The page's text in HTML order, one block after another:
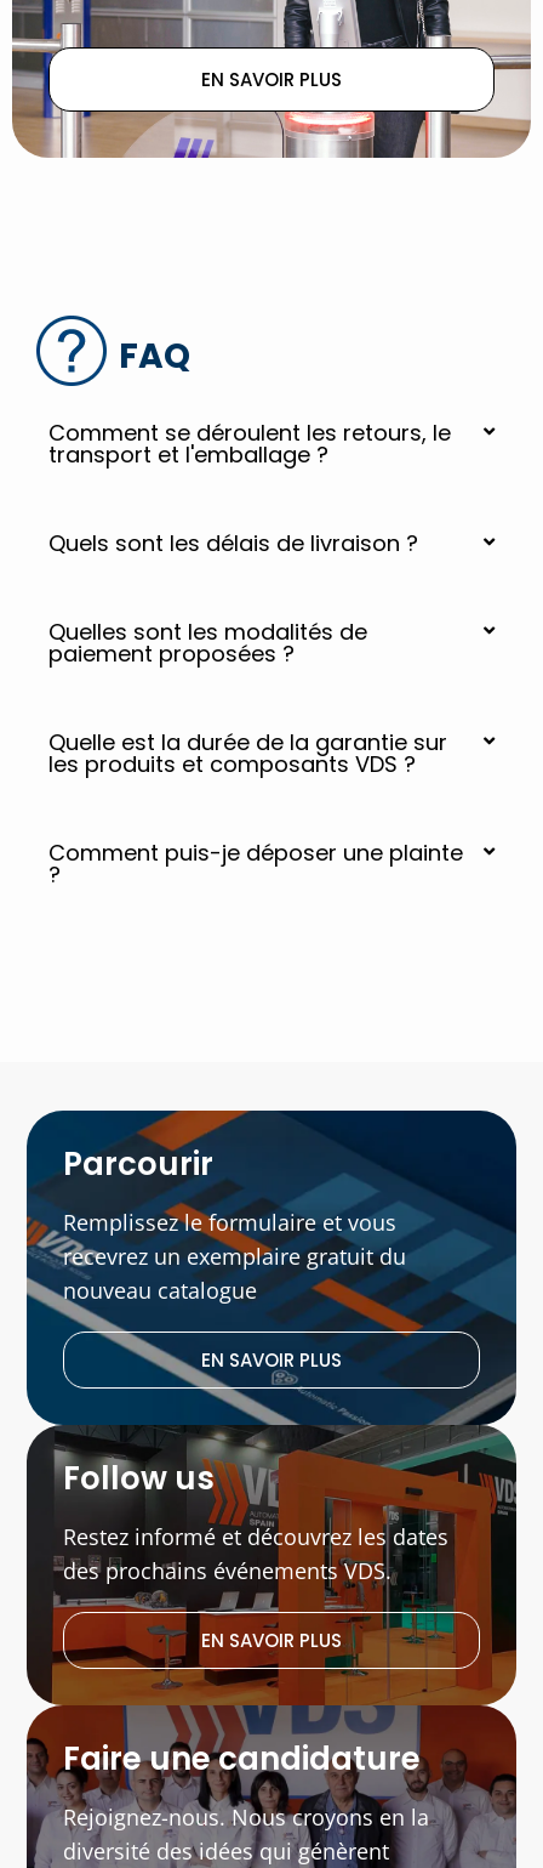
EN SAVOIR PLUS
FAQ
Comment se déroulent les retours, le
transport et l'emballage ?
Quels sont les délais de livraison ?
Quelles sont les modalités de
paiement proposées ?
Quelle est la durée de la garantie sur
les produits et composants VDS ?
Comment puis-je déposer une plainte
?
Parcourir
Remplissez le formulaire et vous
recevrez un exemplaire gratuit du
nouveau catalogue
EN SAVOIR PLUS
Follow us
Restez informé et découvrez les dates
des prochains événements VDS.
EN SAVOIR PLUS
Faire une candidature
Rejoignez-nous. Nous croyons en la
diversité des idées qui génèrent